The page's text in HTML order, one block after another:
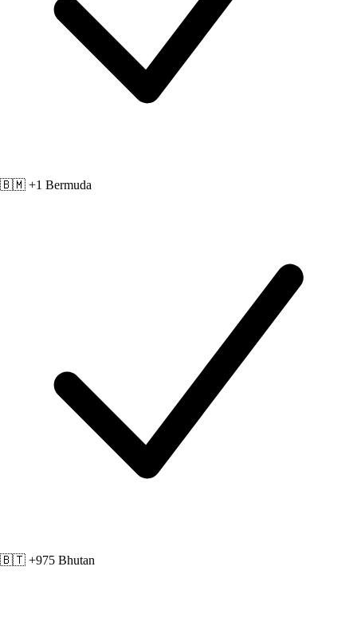
🇧🇲 +1 Bermuda
🇧🇹 +975 Bhutan